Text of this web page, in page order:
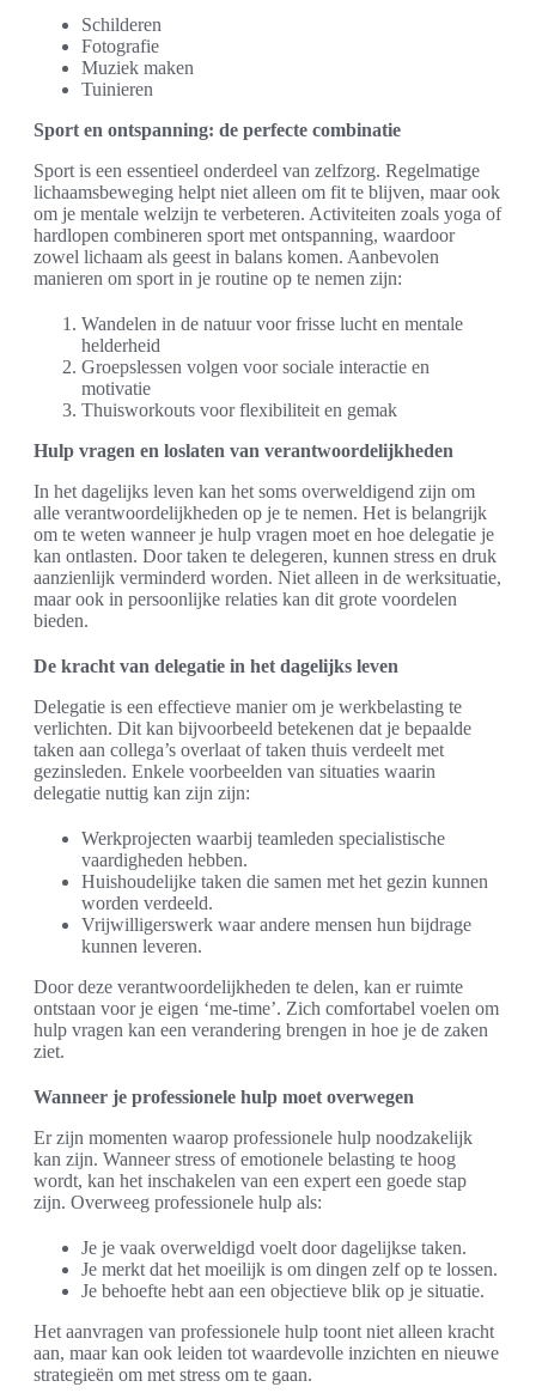
Schilderen
Fotografie
Muziek maken
Tuinieren
Sport en ontspanning: de perfecte combinatie
Sport is een essentieel onderdeel van zelfzorg. Regelmatige
lichaamsbeweging helpt niet alleen om fit te blijven, maar ook
om je mentale welzijn te verbeteren. Activiteiten zoals yoga of
hardlopen combineren sport met ontspanning, waardoor
zowel lichaam als geest in balans komen. Aanbevolen
manieren om sport in je routine op te nemen zijn:
Wandelen in de natuur voor frisse lucht en mentale
helderheid
Groepslessen volgen voor sociale interactie en
motivatie
Thuisworkouts voor flexibiliteit en gemak
Hulp vragen en loslaten van verantwoordelijkheden
In het dagelijks leven kan het soms overweldigend zijn om
alle verantwoordelijkheden op je te nemen. Het is belangrijk
om te weten wanneer je hulp vragen moet en hoe delegatie je
kan ontlasten. Door taken te delegeren, kunnen stress en druk
aanzienlijk verminderd worden. Niet alleen in de werksituatie,
maar ook in persoonlijke relaties kan dit grote voordelen
bieden.
De kracht van delegatie in het dagelijks leven
Delegatie is een effectieve manier om je werkbelasting te
verlichten. Dit kan bijvoorbeeld betekenen dat je bepaalde
taken aan collega’s overlaat of taken thuis verdeelt met
gezinsleden. Enkele voorbeelden van situaties waarin
delegatie nuttig kan zijn zijn:
Werkprojecten waarbij teamleden specialistische
vaardigheden hebben.
Huishoudelijke taken die samen met het gezin kunnen
worden verdeeld.
Vrijwilligerswerk waar andere mensen hun bijdrage
kunnen leveren.
Door deze verantwoordelijkheden te delen, kan er ruimte
ontstaan voor je eigen ‘me-time’. Zich comfortabel voelen om
hulp vragen kan een verandering brengen in hoe je de zaken
ziet.
Wanneer je professionele hulp moet overwegen
Er zijn momenten waarop professionele hulp noodzakelijk
kan zijn. Wanneer stress of emotionele belasting te hoog
wordt, kan het inschakelen van een expert een goede stap
zijn. Overweeg professionele hulp als:
Je je vaak overweldigd voelt door dagelijkse taken.
Je merkt dat het moeilijk is om dingen zelf op te lossen.
Je behoefte hebt aan een objectieve blik op je situatie.
Het aanvragen van professionele hulp toont niet alleen kracht
aan, maar kan ook leiden tot waardevolle inzichten en nieuwe
strategieën om met stress om te gaan.